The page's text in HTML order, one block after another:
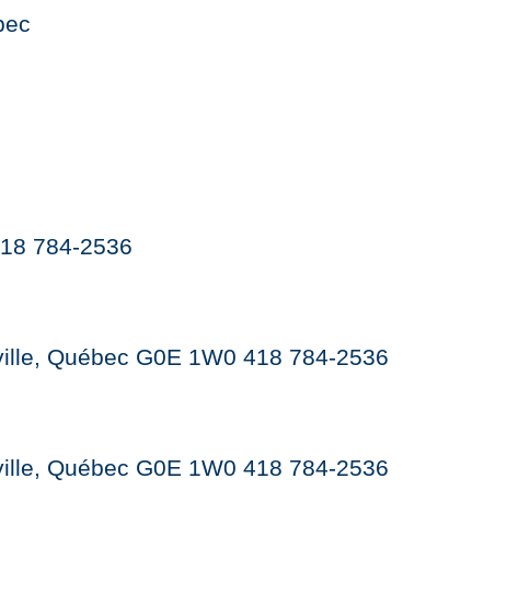
784-2536
Québec G0E 1W0 418 784-2536
Québec G0E 1W0 418 784-2536